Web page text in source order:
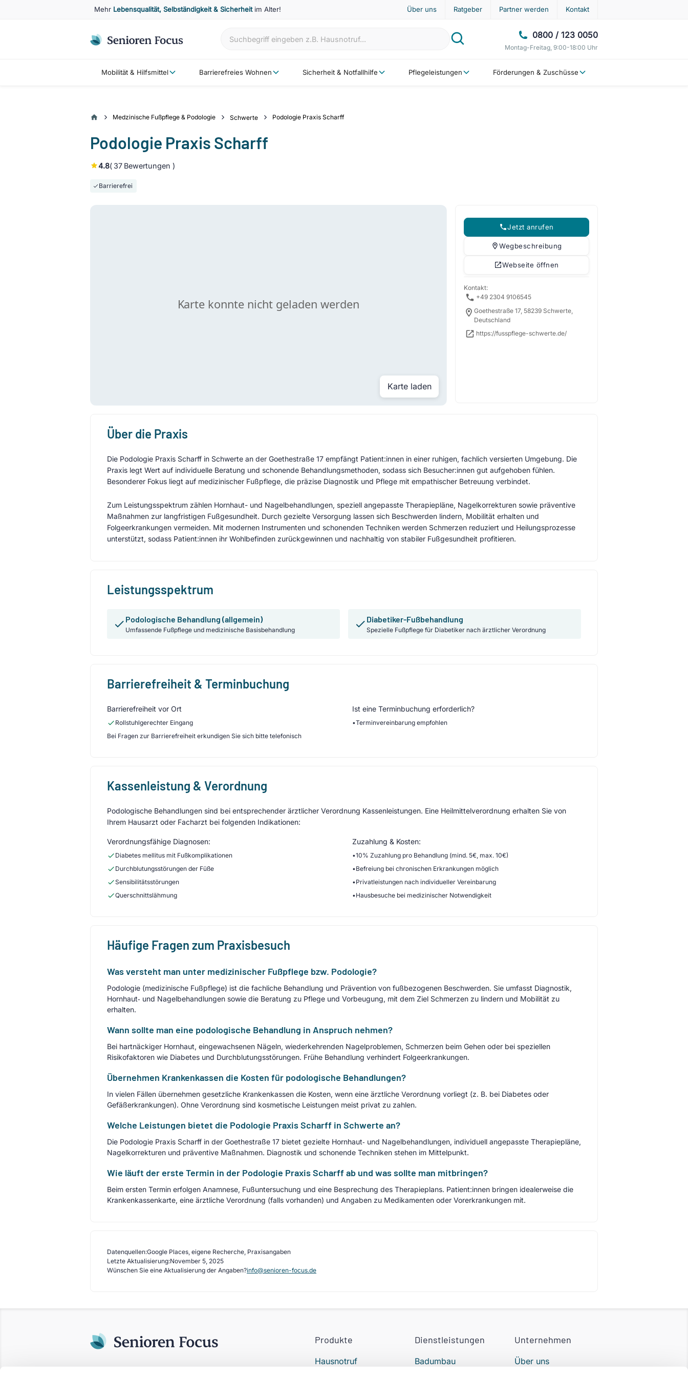
Mehr Lebensqualität, Selbständigkeit & Sicherheitim Alter! Über uns Ratgeber Partner werden Kontakt
0800 / 123 0050
Montag-Freitag, 9:00-18:00 Uhr
Mobilität & Hilfsmittel Barrierefreies Wohnen Sicherheit & Notfallhilfe Pflegeleistungen Förderungen & Zuschüsse
Medzinische Fußpflege & Podologie Schwerte Podologie Praxis Scharff
Podologie Praxis Scharff
4.8( 37 Bewertungen )
Barrierefrei
Karte laden
Jetzt anrufen
Wegbeschreibung
Webseite öffnen
Kontakt:
+49 2304 9106545
Goethestraße 17, 58239 Schwerte,
Deutschland
https://fusspflege-schwerte.de/
Über die Praxis
Die Podologie Praxis Scharff in Schwerte an der Goethestraße 17 empfängt Patient:innen in einer ruhigen, fachlich versierten Umgebung. Die
Praxis legt Wert auf individuelle Beratung und schonende Behandlungsmethoden, sodass sich Besucher:innen gut aufgehoben fühlen.
Besonderer Fokus liegt auf medizinischer Fußpflege, die präzise Diagnostik und Pflege mit empathischer Betreuung verbindet.
Zum Leistungsspektrum zählen Hornhaut- und Nagelbehandlungen, speziell angepasste Therapiepläne, Nagelkorrekturen sowie präventive
Maßnahmen zur langfristigen Fußgesundheit. Durch gezielte Versorgung lassen sich Beschwerden lindern, Mobilität erhalten und
Folgeerkrankungen vermeiden. Mit modernen Instrumenten und schonenden Techniken werden Schmerzen reduziert und Heilungsprozesse
unterstützt, sodass Patient:innen ihr Wohlbefinden zurückgewinnen und nachhaltig von stabiler Fußgesundheit profitieren.
Leistungsspektrum
Podologische Behandlung (allgemein)
Umfassende Fußpflege und medizinische Basisbehandlung
Diabetiker-Fußbehandlung
Spezielle Fußpflege für Diabetiker nach ärztlicher Verordnung
Barrierefreiheit & Terminbuchung
Barrierefreiheit vor Ort
Rollstuhlgerechter Eingang
Bei Fragen zur Barrierefreiheit erkundigen Sie sich bitte telefonisch
Ist eine Terminbuchung erforderlich?
•Terminvereinbarung empfohlen
Kassenleistung & Verordnung
Podologische Behandlungen sind bei entsprechender ärztlicher Verordnung Kassenleistungen. Eine Heilmittelverordnung erhalten Sie von
Ihrem Hausarzt oder Facharzt bei folgenden Indikationen:
Verordnungsfähige Diagnosen:
Diabetes mellitus mit Fußkomplikationen
Durchblutungsstörungen der Füße
Sensibilitätsstörungen
Querschnittslähmung
Zuzahlung & Kosten:
•10% Zuzahlung pro Behandlung (mind. 5€, max. 10€)
•Befreiung bei chronischen Erkrankungen möglich
•Privatleistungen nach individueller Vereinbarung
•Hausbesuche bei medizinischer Notwendigkeit
Häufige Fragen zum Praxisbesuch
Was versteht man unter medizinischer Fußpflege bzw. Podologie?
Podologie (medizinische Fußpflege) ist die fachliche Behandlung und Prävention von fußbezogenen Beschwerden. Sie umfasst Diagnostik,
Hornhaut‑ und Nagelbehandlungen sowie die Beratung zu Pflege und Vorbeugung, mit dem Ziel Schmerzen zu lindern und Mobilität zu
erhalten.
Wann sollte man eine podologische Behandlung in Anspruch nehmen?
Bei hartnäckiger Hornhaut, eingewachsenen Nägeln, wiederkehrenden Nagelproblemen, Schmerzen beim Gehen oder bei speziellen
Risikofaktoren wie Diabetes und Durchblutungsstörungen. Frühe Behandlung verhindert Folgeerkrankungen.
Übernehmen Krankenkassen die Kosten für podologische Behandlungen?
In vielen Fällen übernehmen gesetzliche Krankenkassen die Kosten, wenn eine ärztliche Verordnung vorliegt (z. B. bei Diabetes oder
Gefäßerkrankungen). Ohne Verordnung sind kosmetische Leistungen meist privat zu zahlen.
Welche Leistungen bietet die Podologie Praxis Scharff in Schwerte an?
Die Podologie Praxis Scharff in der Goethestraße 17 bietet gezielte Hornhaut‑ und Nagelbehandlungen, individuell angepasste Therapiepläne,
Nagelkorrekturen und präventive Maßnahmen. Diagnostik und schonende Techniken stehen im Mittelpunkt.
Wie läuft der erste Termin in der Podologie Praxis Scharff ab und was sollte man mitbringen?
Beim ersten Termin erfolgen Anamnese, Fußuntersuchung und eine Besprechung des Therapieplans. Patient:innen bringen idealerweise die
Krankenkassenkarte, eine ärztliche Verordnung (falls vorhanden) und Angaben zu Medikamenten oder Vorerkrankungen mit.
Datenquellen:Google Places, eigene Recherche, Praxisangaben
Letzte Aktualisierung:November 5, 2025
Wünschen Sie eine Aktualisierung der Angaben?info@senioren-focus.de
Produkte
Hausnotruf
Dienstleistungen
Badumbau
Unternehmen
Über uns